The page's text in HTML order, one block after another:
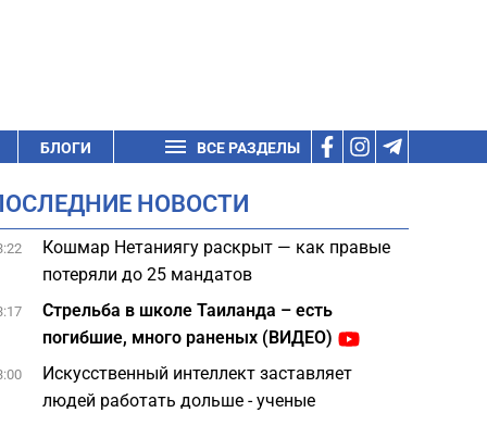
БЛОГИ ВСЕ РАЗДЕЛЫ
НОВОСТИ
Кошмар Нетаниягу раскрыт — как правые
потеряли до 25 мандатов
Стрельба в школе Таиланда – есть
погибшие, много раненых (ВИДЕО)
Искусственный интеллект заставляет
людей работать дольше - ученые